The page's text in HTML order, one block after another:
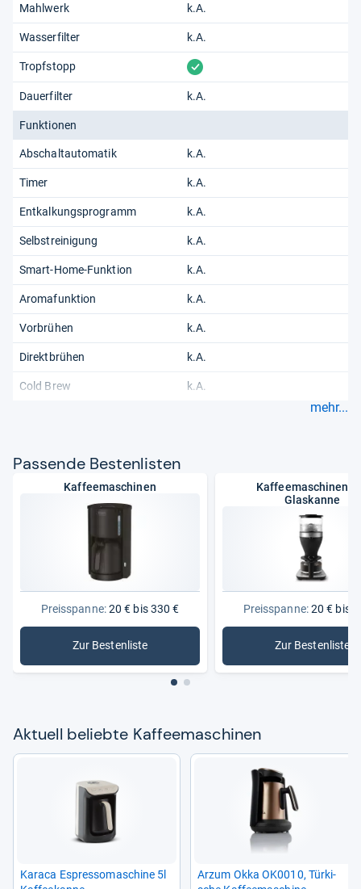
Mahlwerk k.A.
Wasserfilter k.A.
Tropfstopp vorhanden
Dauerfilter k.A.
Funktionen
Abschaltautomatik k.A.
Timer k.A.
Entkalkungsprogramm k.A.
Selbstreinigung k.A.
Smart-Home-Funktion k.A.
Aromafunktion k.A.
Vorbrühen k.A.
Direktbrühen k.A.
Cold Brew k.A.
mehr...
Pas­sende Bes­ten­lis­ten
Kaffeemaschinen
Preisspanne:20 € bis 330 €
Zur Bestenliste: Kaffeemaschinen
Kaffeemaschinen
Glaskanne
Preisspanne:20 € bis
Zur Bestenliste
:
Aktu­ell beliebte Kaf­fee­ma­schi­nen
Karaca Espres­so­ma­schine 5l
Arzum Okka OK0010, Tür­ki­